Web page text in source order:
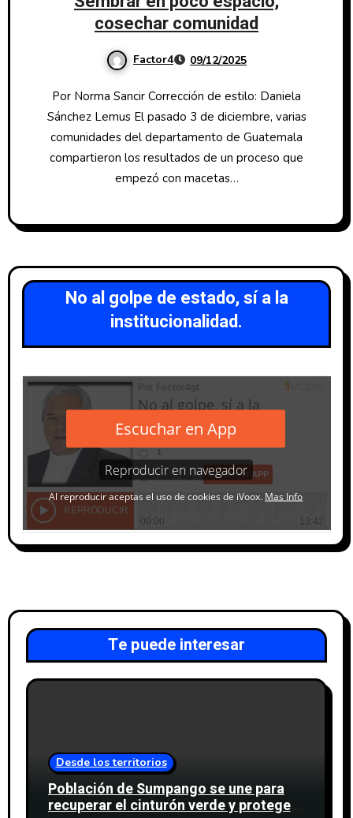
cosechar comunidad
Factor4 09/12/2025
Por Norma Sancir Corrección de estilo: Daniela
Sánchez Lemus El pasado 3 de diciembre, varias
comunidades del departamento de Guatemala
compartieron los resultados de un proceso que
empezó con macetas…
No al golpe de estado, sí a la
institucionalidad.
Te puede interesar
Desde los territorios
Población de Sumpango se une para
recuperar el cinturón verde y proteger